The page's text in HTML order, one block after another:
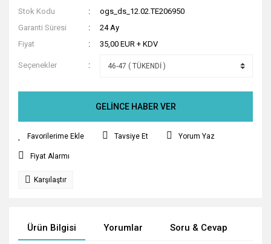
Stok Kodu
ogs_ds_12.02.TE206950
Garanti Süresi
24 Ay
Fiyat
35,00 EUR + KDV
Seçenekler
GELİNCE HABER VER
Tavsiye Et Yorum Yaz
Fiyat Alarmı
Karşılaştır
Ürün Bilgisi Yorumlar Soru & Cevap